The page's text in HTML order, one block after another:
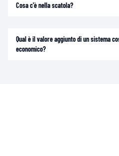
Cosa c'è nella scatola?
Qual è il valore aggiunto di un sistema
economico?